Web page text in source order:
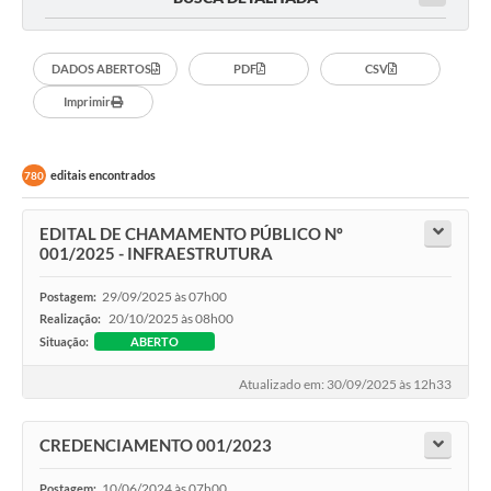
DADOS ABERTOS PDF CSV
Imprimir
780 editais encontrados
EDITAL DE CHAMAMENTO PÚBLICO Nº
001/2025 - INFRAESTRUTURA
Postagem: 29/09/2025 às 07h00
Realização: 20/10/2025 às 08h00
Situação: ABERTO
Atualizado em: 30/09/2025 às 12h33
CREDENCIAMENTO 001/2023